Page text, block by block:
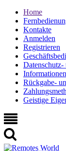
Home
Kontakte
Anmelden
Registrieren
Rückgabe-
Geistige